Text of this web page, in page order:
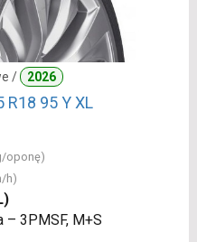
/ 2026
R18 95 Y XL
oponę)
h)
– 3PMSF, M+S